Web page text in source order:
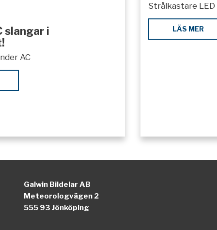
slangar i
AC
Strålkastare LED
LÄS MER
Galwin Bildelar AB
Meteorologvägen 2
555 93 Jönköping